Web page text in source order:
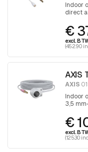
Indoor
direct
€
excl.
(452.90
AXIS
AXIS
Indoor
3,5
€
excl.
(125.30